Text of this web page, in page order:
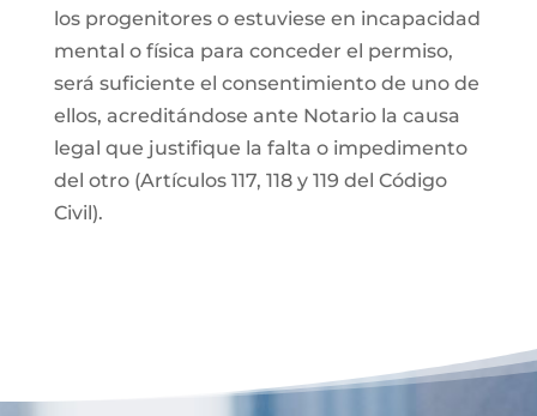
los progenitores o estuviese en incapacidad
mental o física para conceder el permiso,
será suficiente el consentimiento de uno de
ellos, acreditándose ante Notario la causa
legal que justifique la falta o impedimento
del otro (Artículos 117, 118 y 119 del Código
Civil).